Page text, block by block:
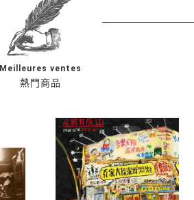
熱門商品
Meilleures ventes